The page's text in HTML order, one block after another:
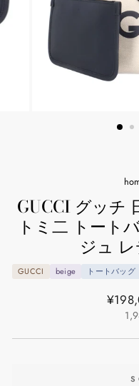
GUCCI グッチ
トミ二 トート
ジュ
GUCCI beige トートバッグ
通